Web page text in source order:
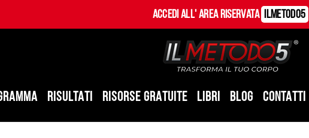
Accedi all' Area Riservata ILMetodo5
RISULTATI RISORSE GRATUITE LIBRI BLOG CONTATTI